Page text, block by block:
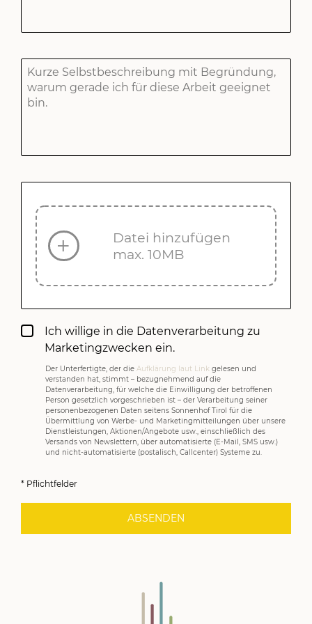
Datei hinzufügen
max. 10MB
Ich willige in die Datenverarbeitung zu
Marketingzwecken ein.
Der Unterfertigte, der die Aufklärung laut Link gelesen und
verstanden hat, stimmt – bezugnehmend auf die
Datenverarbeitung, für welche die Einwilligung der betroffenen
Person gesetzlich vorgeschrieben ist – der Verarbeitung seiner
personenbezogenen Daten seitens Sonnenhof Tirol für die
Übermittlung von Werbe- und Marketingmitteilungen über unsere
Dienstleistungen, Aktionen/Angebote usw., einschließlich des
Versands von Newslettern, über automatisierte (E-Mail, SMS usw.)
und nicht-automatisierte (postalisch, Callcenter) Systeme zu.
* Pflichtfelder
ABSENDEN